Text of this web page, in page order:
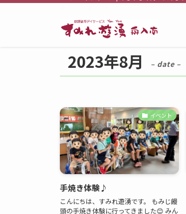
2023年8月 – date –
イベント
手焼き体験♪
こんにちは、すみれ遊湧です。 もみじ饅
頭の手焼き体験に行ってきました😊 みん